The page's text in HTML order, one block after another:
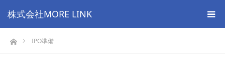
株式会社MORE LINK
ホームIPO準備